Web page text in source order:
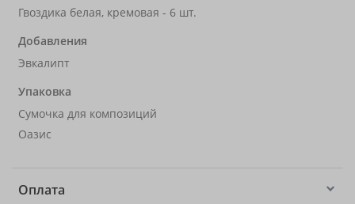
Гвоздика белая, кремовая - 6 шт.
Добавления
Эвкалипт
Упаковка
Сумочка для композиций
Оазис
Оплата